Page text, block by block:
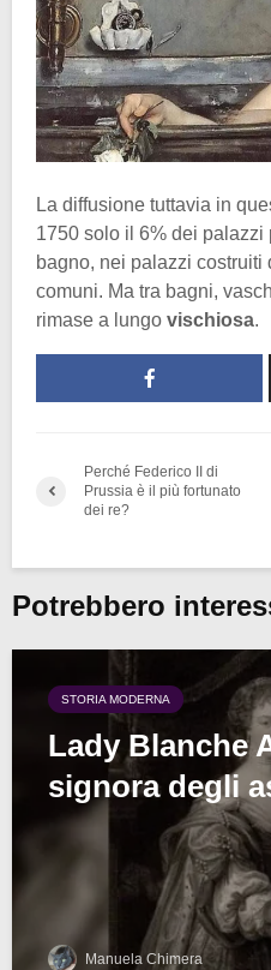
La diffusione tuttavia in
1750 solo il 6% dei palazzi
bagno, nei palazzi costruiti
comuni. Ma tra bagni,
rimase a lungo vischiosa.
Perché Federico II di
Prussia è il più fortunato
dei re?
Potrebbero
STORIA MODERNA
Lady Blanche
signora degli
Manuela Chimera